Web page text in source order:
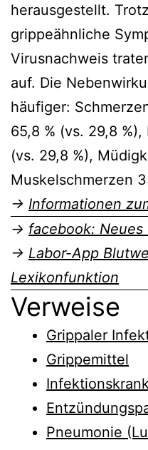
herausgestellt.
grippeähnliche
Virusnachweis
auf. Die
häufiger:
65,8 % (vs. 29,8
(vs. 29,8 %),
Muskelschmerzen
→ Informationen
→ facebook:
→ Labor-App
Lexikonfunktion
Verweise
Grippaler
Grippemittel
Pneumonie